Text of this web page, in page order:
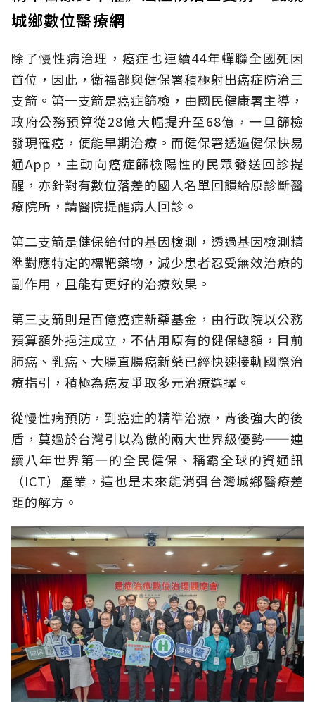
城鄉數位醫療網
除了慢性病治理，癌症也連續44年蟬聯全國死因
首位，因此，衛福部與健保署積極射出癌症防治三
支箭。第一支箭是癌症篩檢，由國民健康署主導，
政府公務預算從28億大幅提升至68億，一旦篩檢
發現罹癌，便能早期治療。而健保署透過健保快易
通App，主動向癌症篩檢陽性的民眾發送回診提
醒，亦針對有數位落差的國人名單回饋給原診斷醫
療院所，請醫院提醒病人回診。
第二支箭是健保給付的基因檢測，透過基因檢測精
準對應特定的標靶藥物，減少患者忍受無效治療的
副作用，且能有更好的治療效果。
第三支箭則是百億癌症新藥基金，由行政院以公務
預算額外挹注成立，不佔用原有的健保總額，目前
肺癌、乳癌、大腸直腸癌新藥已經快速接軌國際治
療指引，積極為癌友爭取多元治療選擇。
從慢性病預防，到癌症的精準治療，背後強大的後
盾，莫過於台灣引以為傲的兩大世界級優勢——連
續八年世界第一的全民健保、稱霸全球的資通訊
（ICT）產業，這也是未來能消弭台灣城鄉醫療差
距的解方。